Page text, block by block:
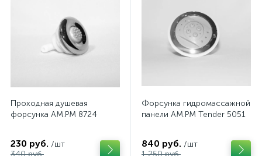
Проходная душевая
форсунка AM.PM 8724
230 руб. /шт
340 руб.
Форсунка гидромассажной
панели AM.PM Tender 5051
840 руб. /шт
1 250 руб.